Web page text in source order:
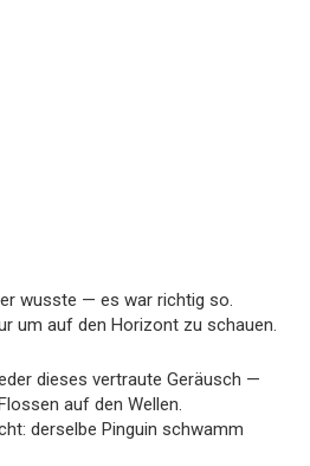
wusste — es war richtig so.
um auf den Horizont zu schauen.
dieses vertraute Geräusch —
auf den Wellen.
derselbe Pinguin schwamm